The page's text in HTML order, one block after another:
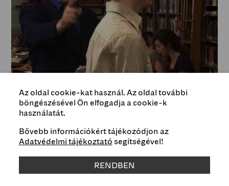
Type
Exhibitions
Az oldal cookie-kat használ. Az oldal további
böngészésével Ön elfogadja a cookie-k
használatát.
Bővebb információkért tájékozódjon az
Adatvédelmi tájékoztató segítségével!
RENDBEN